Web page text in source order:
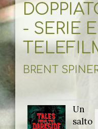
- SERIE E
BRENT
Un
salto